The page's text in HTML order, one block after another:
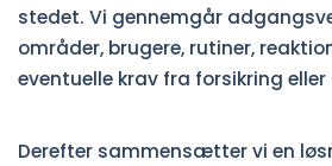
stedet. Vi gennemgår
områder, brugere, rutiner,
eventuelle krav fra forsikring
Derefter sammensætter vi en